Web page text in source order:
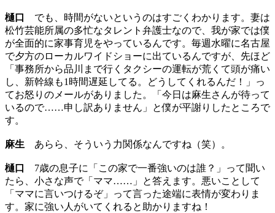
樋口
でも、時間がないというのはすごくわかります。妻は
松竹芸能所属の多忙なタレント弁護士なので、我が家では僕
が全面的に家事育児をやっているんです。毎週水曜に名古屋
で夕方のローカルワイドショーに出ているんですが、先ほど
「事務所から品川まで行くタクシーの運転が荒くて頭が痛い
し、新幹線も1時間遅延してる。どうしてくれるんだ！」っ
てお怒りのメールがありました。「今日は麻生さんが待って
いるので……申し訳ありません」と僕が平謝りしたところで
す。
麻生 あらら、そういう力関係なんですね（笑）。
樋口
7歳の息子に「この家で一番強いのは誰？」って聞い
たら、小さな声で「ママ……」と答えます。悪いことして
「ママに言いつけるぞ」って言った途端に表情が変わりま
す。家に強い人がいてくれると助かりますね！